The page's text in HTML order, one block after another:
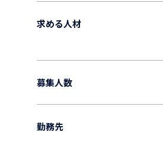
求める人材
募集人数
勤務先